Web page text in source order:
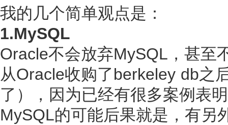
我的几个简单观点是：
1.MySQL
Oracle不会放弃MySQL，甚至
从Oracle收购了berkeley db之
了），因为已经有很多案例表
MySQL的可能后果就是，有另